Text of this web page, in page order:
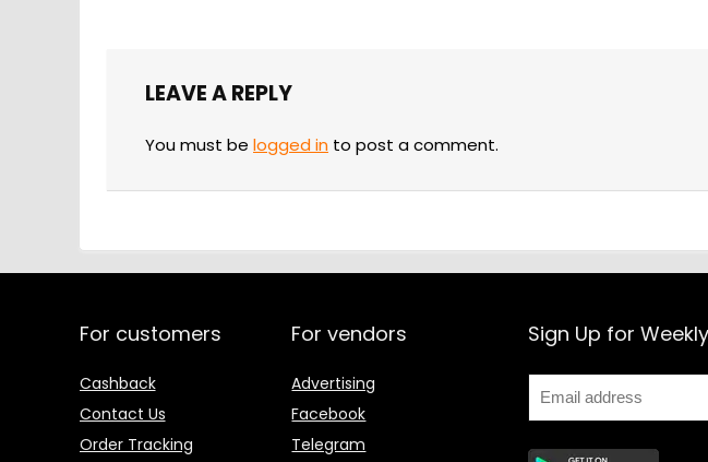
LEAVE A REPLY
You must be logged in to post a comment.
For customers
Cashback
Contact Us
Order Tracking
For vendors
Advertising
Facebook
Telegram
Sign Up for